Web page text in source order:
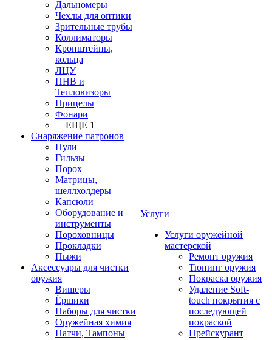
Дальномеры
Чехлы для оптики
Зрительные трубы
Коллиматоры
Кронштейны,
кольца
ЛЦУ
ПНВ и
Тепловизоры
Прицелы
Фонари
+ ЕЩЕ 1
Снаряжение патронов
Пули
Гильзы
Порох
Матрицы,
шеллхолдеры
Капсюли
Оборудование и
инструменты
Пороховницы
Прокладки
Пыжи
Аксессуары для чистки
оружия
Вишеры
Ёршики
Наборы для чистки
Оружейная химия
Патчи, Тампоны
Услуги
Услуги оружейной
мастерской
Ремонт оружия
Тюнинг оружия
Покраска оружия
Удаление Soft-
touch покрытия с
последующей
покраской
Прейскурант